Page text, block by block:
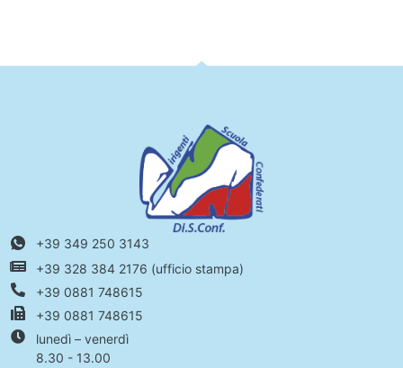
+39 349 250 3143
+39 328 384 2176 (ufficio stampa)
+39 0881 748615
+39 0881 748615
lunedì – venerdì
8.30 - 13.00